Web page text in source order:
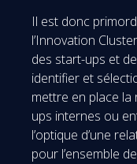
Il est donc
l’Innovation
des start-ups et
identifier et
mettre en place
ups internes ou
l’optique d’une
pour l’ensemble